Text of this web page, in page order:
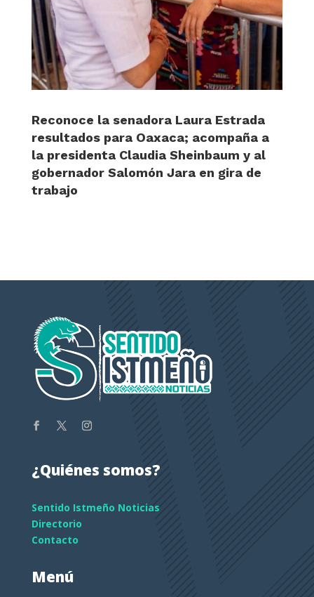
Reconoce la senadora Laura Estrada
resultados para Oaxaca; acompaña a
la presidenta Claudia Sheinbaum y al
gobernador Salomón Jara en gira de
trabajo
¿Quiénes somos?
Sentido Istmeño Noticias
Directorio
Contacto
Menú